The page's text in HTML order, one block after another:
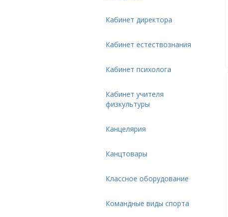
Кабинет директора
Кабинет естествознания
Кабинет психолога
Кабинет учителя
физкультуры
Канцелярия
Канцтовары
Классное оборудование
Командные виды спорта